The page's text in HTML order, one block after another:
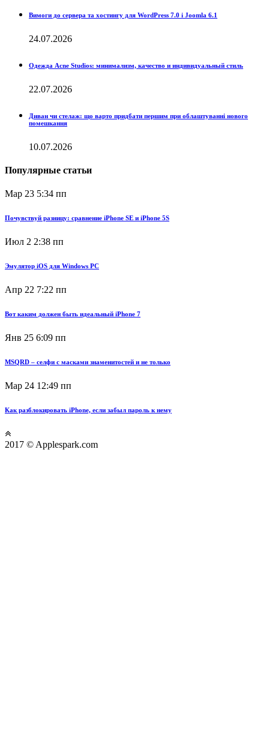
Вимоги до сервера та хостингу для WordPress 7.0 і Joomla 6.1
24.07.2026
Одежда Acne Studios: минимализм, качество и индивидуальный стиль
22.07.2026
Диван чи стелаж: що варто придбати першим при облаштуванні нового
помешкання
10.07.2026
Популярные статьи
Мар 23 5:34 пп
Почувствуй разницу: сравнение iPhone SE и iPhone 5S
Июл 2 2:38 пп
Эмулятор iOS для Windows PC
Апр 22 7:22 пп
Вот каким должен быть идеальный iPhone 7
Янв 25 6:09 пп
MSQRD – селфи с масками знаменитостей и не только
Мар 24 12:49 пп
Как разблокировать iPhone, если забыл пароль к нему
2017 © Applespark.com